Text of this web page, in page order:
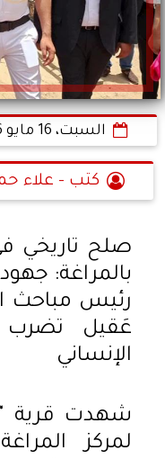
السبت، 16 مايو 2026
كتب - علاء
صلح تاريخي
بالمراغة:
رئيس مباحث
عَقيل تضرب
الإنساني
​شهدت قرية
لمركز